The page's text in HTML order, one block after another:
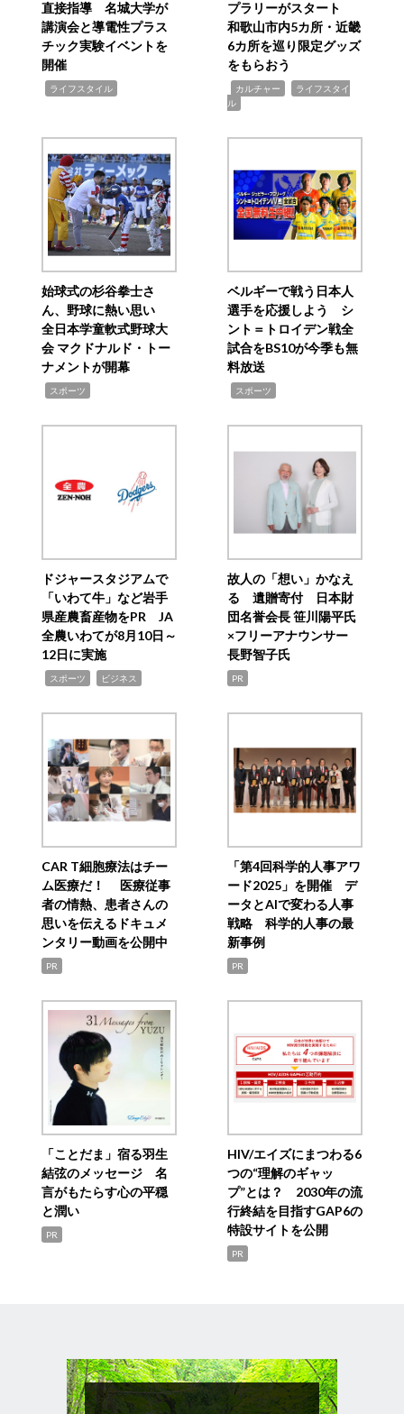
直接指導 名城大学が
講演会と導電性プラス
チック実験イベントを
開催
ライフスタイル
プラリーがスタート
和歌山市内5カ所・近畿
6カ所を巡り限定グッズ
をもらおう
カルチャー
ライフスタイ
ル
始球式の杉谷拳士さ
ん、野球に熱い思い
全日本学童軟式野球大
会 マクドナルド・トー
ナメントが開幕
スポーツ
ベルギーで戦う日本人
選手を応援しよう シ
ント＝トロイデン戦全
試合をBS10が今季も無
料放送
スポーツ
ドジャースタジアムで
「いわて牛」など岩手
県産農畜産物をPR JA
全農いわてが8月10日～
12日に実施
スポーツ ビジネス
故人の「想い」かなえ
る 遺贈寄付 日本財
団名誉会長 笹川陽平氏
×フリーアナウンサー
長野智子氏
PR
CAR T細胞療法はチー
ム医療だ！ 医療従事
者の情熱、患者さんの
思いを伝えるドキュメ
ンタリー動画を公開中
PR
「第4回科学的人事アワ
ード2025」を開催 デ
ータとAIで変わる人事
戦略 科学的人事の最
新事例
PR
「ことだま」宿る羽生
結弦のメッセージ 名
言がもたらす心の平穏
と潤い
PR
HIV/エイズにまつわる6
つの“理解のギャッ
プ”とは？ 2030年の流
行終結を目指すGAP6の
特設サイトを公開
PR